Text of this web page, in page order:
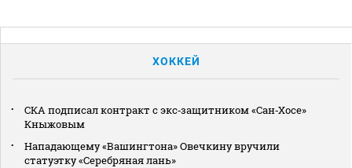
ХОККЕЙ
СКА подписал контракт с экс‑защитником «Сан‑Хосе»
Кныжовым
Нападающему «Вашингтона» Овечкину вручили
статуэтку «Серебряная лань»